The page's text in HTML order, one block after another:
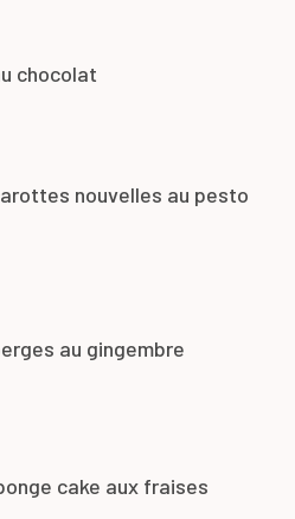
chocolat
nouvelles au pesto
au gingembre
cake aux fraises